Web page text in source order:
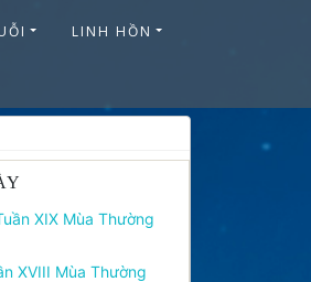
LINH HỒN
XIX Mùa Thường
XVIII Mùa Thường